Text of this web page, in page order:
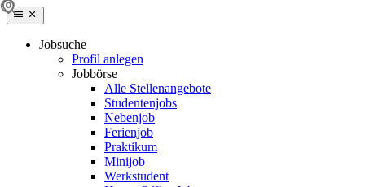
Jobsuche
Profil anlegen
Jobbörse
Alle Stellenangebote
Studentenjobs
Nebenjob
Ferienjob
Praktikum
Minijob
Werkstudent